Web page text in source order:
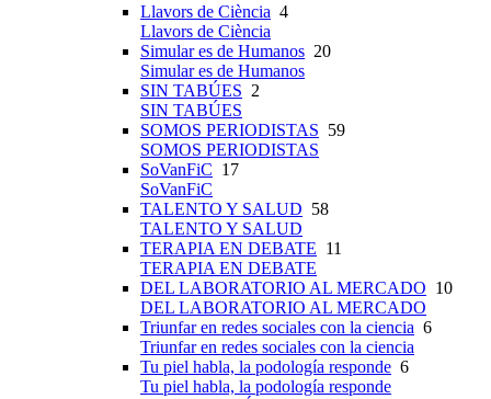
Llavors de Ciència 4
Llavors de Ciència
Simular es de Humanos 20
Simular es de Humanos
SIN TABÚES 2
SIN TABÚES
SOMOS PERIODISTAS 59
SOMOS PERIODISTAS
SoVanFiC 17
SoVanFiC
TALENTO Y SALUD 58
TALENTO Y SALUD
TERAPIA EN DEBATE 11
TERAPIA EN DEBATE
DEL LABORATORIO AL MERCADO 10
DEL LABORATORIO AL MERCADO
Triunfar en redes sociales con la ciencia 6
Triunfar en redes sociales con la ciencia
Tu piel habla, la podología responde 6
Tu piel habla, la podología responde